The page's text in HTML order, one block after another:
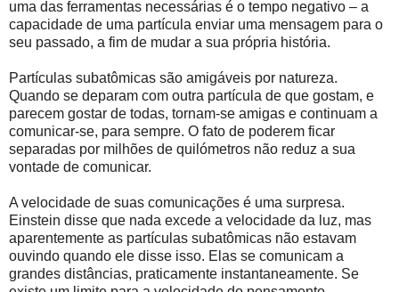
uma das ferramentas necessárias é o tempo negativo – a
capacidade de uma partícula enviar uma mensagem para o
seu passado, a fim de mudar a sua própria história.
Partículas subatômicas são amigáveis ​​por natureza.
Quando se deparam com outra partícula de que gostam, e
parecem gostar de todas, tornam-se amigas e continuam a
comunicar-se, para sempre. O fato de poderem ficar
separadas por milhões de quilómetros não reduz a sua
vontade de comunicar.
A velocidade de suas comunicações é uma surpresa.
Einstein disse que nada excede a velocidade da luz, mas
aparentemente as partículas subatômicas não estavam
ouvindo quando ele disse isso. Elas se comunicam a
grandes distâncias, praticamente instantaneamente. Se